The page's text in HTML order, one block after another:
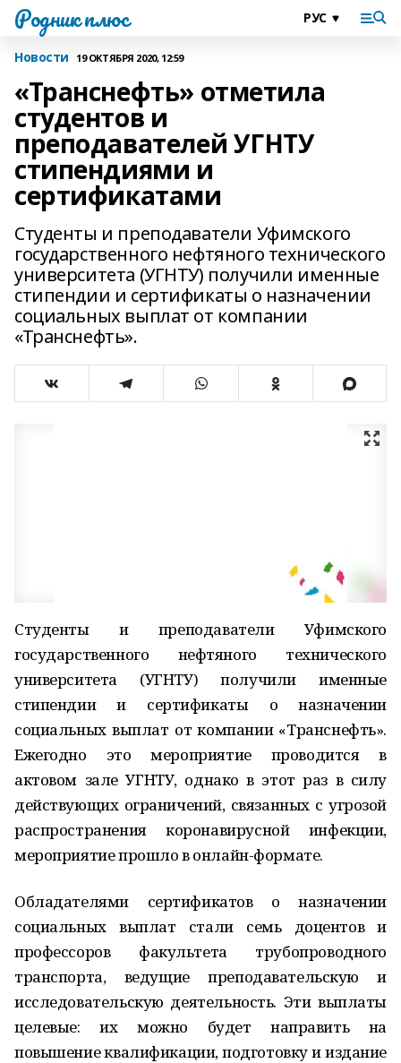
Родник плюс
Новости 19 ОКТЯБРЯ 2020, 12:59
«Транснефть» отметила
студентов и
преподавателей УГНТУ
стипендиями и
сертификатами
Студенты и преподаватели Уфимского
государственного нефтяного технического
университета (УГНТУ) получили именные
стипендии и сертификаты о назначении
социальных выплат от компании
«Транснефть».
Студенты и преподаватели Уфимского
государственного нефтяного технического
университета (УГНТУ) получили именные
стипендии и сертификаты о назначении
социальных выплат от компании «Транснефть».
Ежегодно это мероприятие проводится в
актовом зале УГНТУ, однако в этот раз в силу
действующих ограничений, связанных с угрозой
распространения коронавирусной инфекции,
мероприятие прошло в онлайн-формате.
Обладателями сертификатов о назначении
социальных выплат стали семь доцентов и
профессоров факультета трубопроводного
транспорта, ведущие преподавательскую и
исследовательскую деятельность. Эти выплаты
целевые: их можно будет направить на
повышение квалификации, подготовку и издание